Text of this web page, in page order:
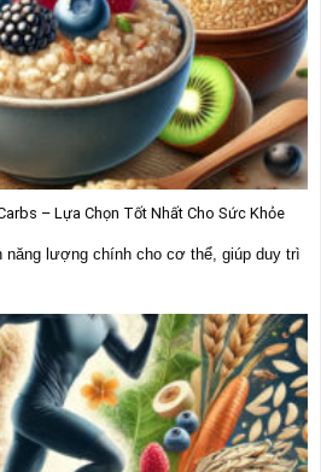
– Lựa Chọn Tốt Nhất Cho Sức Khỏe
năng lượng chính cho cơ thể, giúp duy trì